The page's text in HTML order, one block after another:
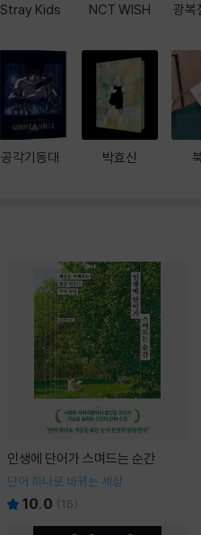
Stray Kids
공각기동대
NCT WISH
박효신
광복
인생에 단어가 스며드는 순간
단어 하나로 바뀌는 세상
10.0 (16)